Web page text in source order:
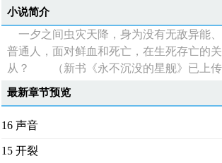
小说简介
一夕之间虫灾天降，身为没有无敌异能
普通人，面对鲜血和死亡，在生死存亡的
从？ （新书《永不沉没的星舰》已上传
最新章节预览
16 声音
15 开裂